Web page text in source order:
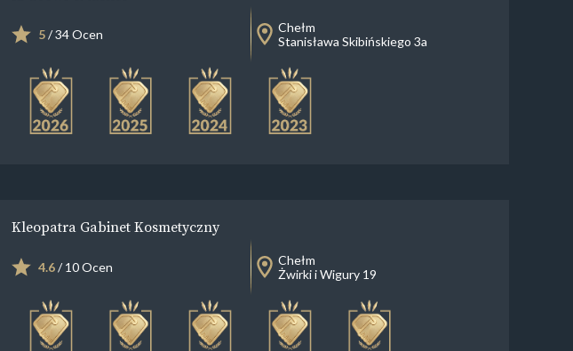
5/ 34 Ocen
Chełm
Stanisława Skibińskiego 3a
Kleopatra Gabinet Kosmetyczny
4.6/ 10 Ocen
Chełm
Żwirki i Wigury 19